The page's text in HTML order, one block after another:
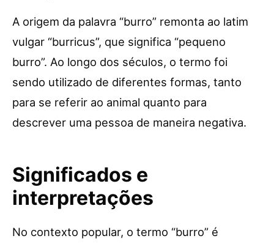
A origem da palavra “burro” remonta ao latim
vulgar “burricus”, que significa “pequeno
burro”. Ao longo dos séculos, o termo foi
sendo utilizado de diferentes formas, tanto
para se referir ao animal quanto para
descrever uma pessoa de maneira negativa.
Significados e
interpretações
No contexto popular, o termo “burro” é